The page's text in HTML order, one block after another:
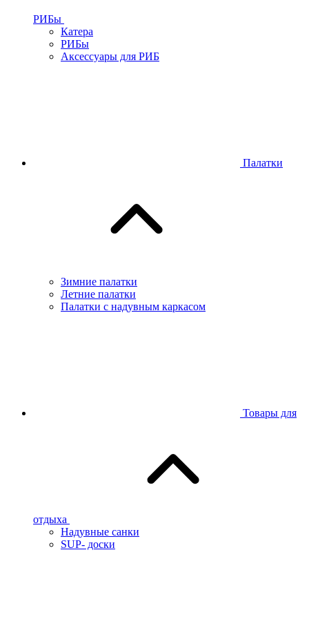
РИБы
Катера
РИБы
Аксессуары для РИБ
Палатки
Зимние палатки
Летние палатки
Палатки с надувным каркасом
Товары для
отдыха
Надувные санки
SUP- доски